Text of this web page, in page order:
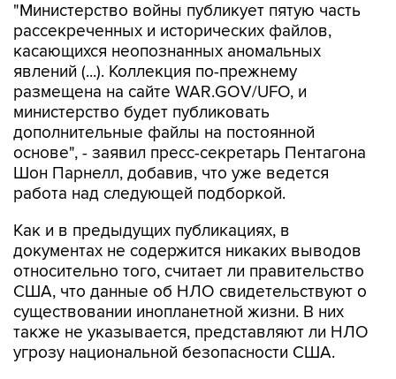
"Министерство войны публикует пятую часть
рассекреченных и исторических файлов,
касающихся неопознанных аномальных
явлений (...). Коллекция по-прежнему
размещена на сайте WAR.GOV/UFO, и
министерство будет публиковать
дополнительные файлы на постоянной
основе", - заявил пресс-секретарь Пентагона
Шон Парнелл, добавив, что уже ведется
работа над следующей подборкой.
Как и в предыдущих публикациях, в
документах не содержится никаких выводов
относительно того, считает ли правительство
США, что данные об НЛО свидетельствуют о
существовании инопланетной жизни. В них
также не указывается, представляют ли НЛО
угрозу национальной безопасности США.